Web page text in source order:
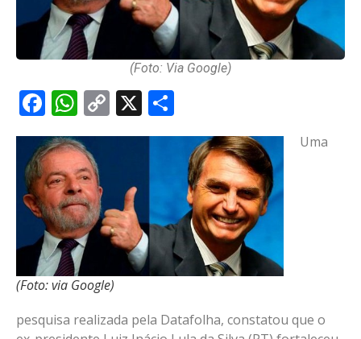
(Foto: Via Google)
Facebook
WhatsApp
Copy
Link
X
(Foto: via Google)
Uma
pesquisa realizada pela Datafolha, constatou que o